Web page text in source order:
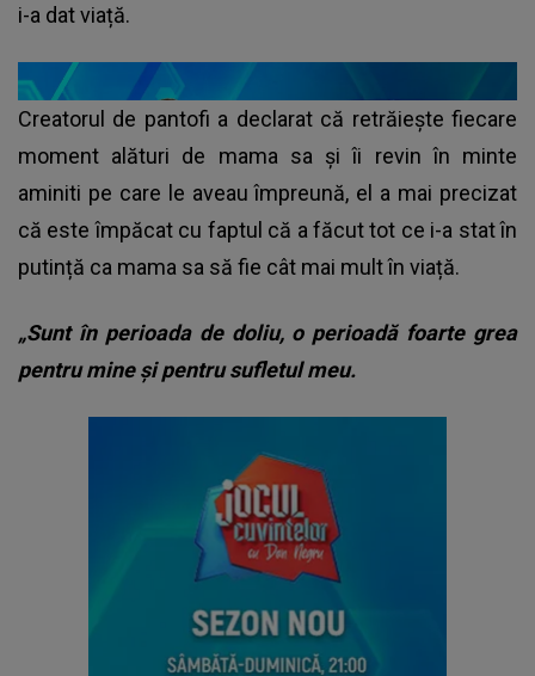
i-a dat viață.
Creatorul de pantofi a declarat că retrăiește fiecare
moment alături de mama sa și îi revin în minte
aminiti pe care le aveau împreună, el a mai precizat
că este împăcat cu faptul că a făcut tot ce i-a stat în
putință ca mama sa să fie cât mai mult în viață.
„Sunt în perioada de doliu, o perioadă foarte grea
pentru mine și pentru sufletul meu.